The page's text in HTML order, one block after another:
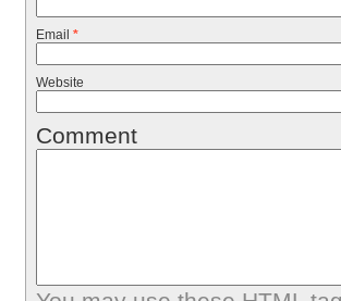
Email *
Website
Comment